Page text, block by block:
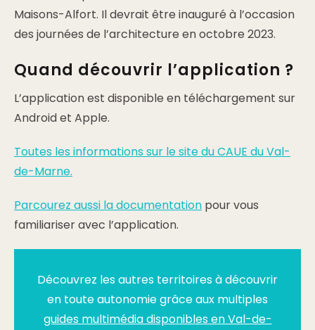
Maisons-Alfort. Il devrait être inauguré à l’occasion
des journées de l’architecture en octobre 2023.
Quand découvrir l’application ?
L’application est disponible en téléchargement sur
Android et Apple.
Toutes les informations sur le site du CAUE du Val-
de-Marne.
Parcourez aussi la documentation pour vous
familiariser avec l’application.
Découvrez les autres territoires à découvrir
en toute autonomie grâce aux multiples
guides multimédia disponibles en Val-de-